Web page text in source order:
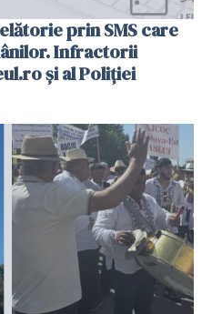
prin SMS care
Infractorii
și al Poliției